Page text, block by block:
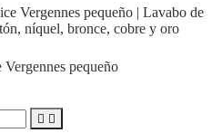
pequeño
 